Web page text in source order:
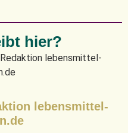
hier?
lebensmittel-